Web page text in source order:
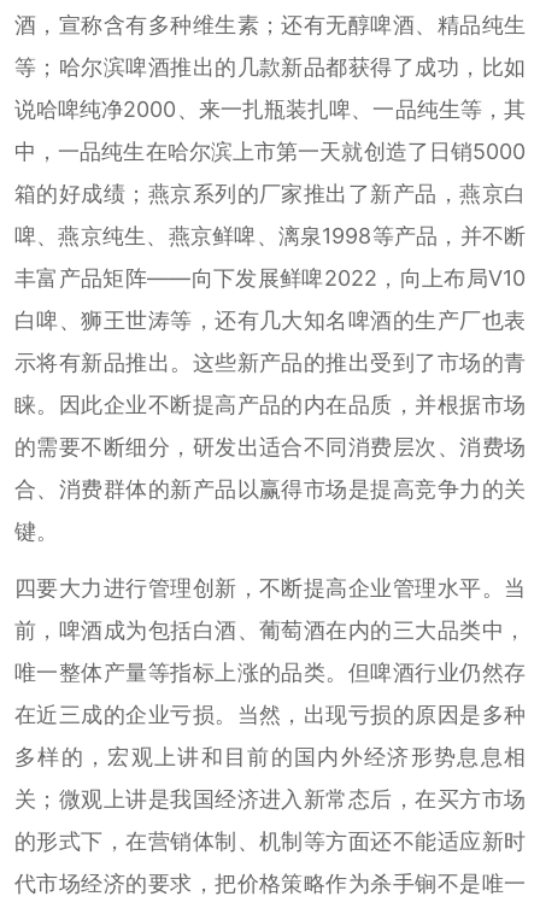
酒，宣称含有多种维生素；还有无醇啤酒、精品纯生
等；哈尔滨啤酒推出的几款新品都获得了成功，比如
说哈啤纯净2000、来一扎瓶装扎啤、一品纯生等，其
中，一品纯生在哈尔滨上市第一天就创造了日销5000
箱的好成绩；燕京系列的厂家推出了新产品，燕京白
啤、燕京纯生、燕京鲜啤、漓泉1998等产品，并不断
丰富产品矩阵——向下发展鲜啤2022，向上布局V10
白啤、狮王世涛等，还有几大知名啤酒的生产厂也表
示将有新品推出。这些新产品的推出受到了市场的青
睐。因此企业不断提高产品的内在品质，并根据市场
的需要不断细分，研发出适合不同消费层次、消费场
合、消费群体的新产品以赢得市场是提高竞争力的关
键。
四要大力进行管理创新，不断提高企业管理水平。当
前，啤酒成为包括白酒、葡萄酒在内的三大品类中，
唯一整体产量等指标上涨的品类。但啤酒行业仍然存
在近三成的企业亏损。当然，出现亏损的原因是多种
多样的，宏观上讲和目前的国内外经济形势息息相
关；微观上讲是我国经济进入新常态后，在买方市场
的形式下，在营销体制、机制等方面还不能适应新时
代市场经济的要求，把价格策略作为杀手锏不是唯一